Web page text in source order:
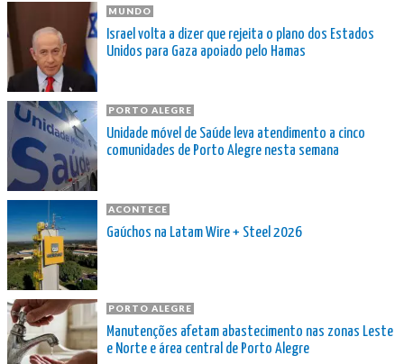
MUNDO
Israel volta a dizer que rejeita o plano dos Estados
Unidos para Gaza apoiado pelo Hamas
PORTO ALEGRE
Unidade móvel de Saúde leva atendimento a cinco
comunidades de Porto Alegre nesta semana
ACONTECE
Gaúchos na Latam Wire + Steel 2026
PORTO ALEGRE
Manutenções afetam abastecimento nas zonas Leste
e Norte e área central de Porto Alegre